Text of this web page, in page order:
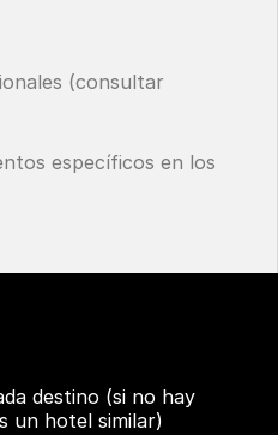
(consultar
específicos en los
destino (si no hay
un hotel similar)